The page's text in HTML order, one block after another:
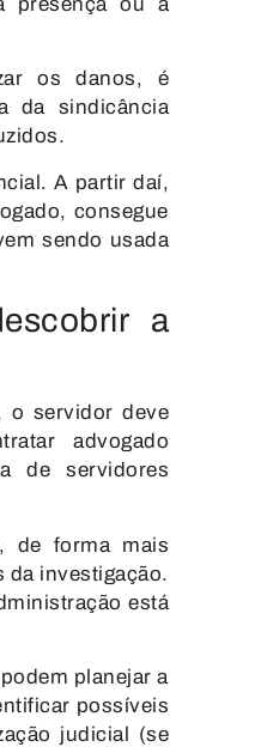
os danos, é
da sindicância
A partir daí,
consegue
sendo usada
a
o servidor deve
advogado
de servidores
de forma mais
da investigação.
está
planejar a
possíveis
judicial (se